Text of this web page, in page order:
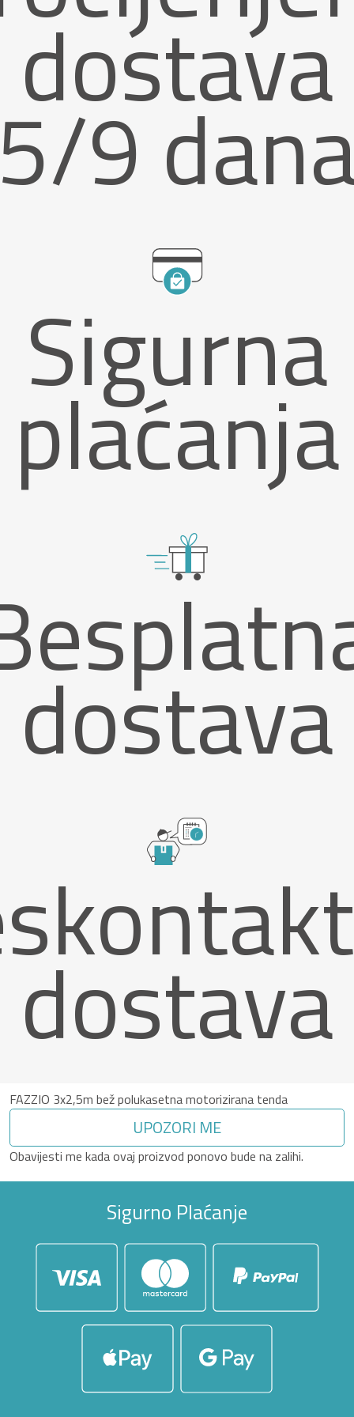
dostava
9
Sigurna
plaćanja
dostava
dostava
FAZZIO 3x2,5m bež polukasetna motorizirana tenda
UPOZORI ME
Obavijesti me kada ovaj proizvod ponovo bude na zalihi.
Sigurno Plaćanje